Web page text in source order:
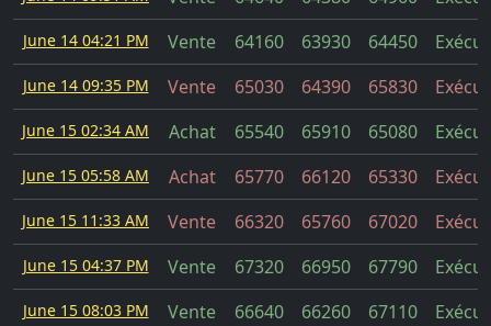
June 14 04:21 PM Vente 64160 63930 64450
June 14 09:35 PM Vente 65030 64390 65830
June 15 02:34 AM Achat 65540 65910 65080
June 15 05:58 AM Achat 65770 66120 65330
June 15 11:33 AM Vente 66320 65760 67020
June 15 04:37 PM Vente 67320 66950 67790
June 15 08:03 PM Vente 66640 66260 67110